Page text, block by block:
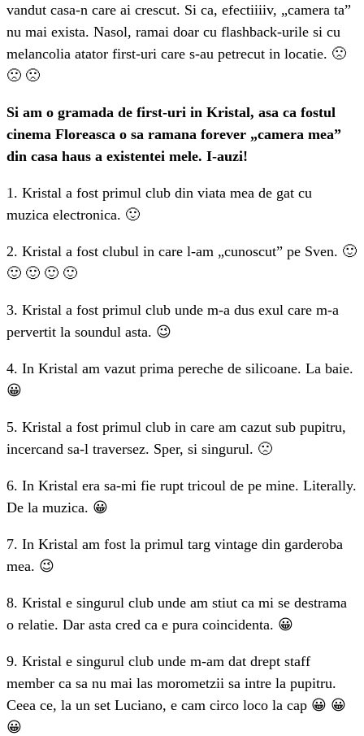
vandut casa-n care ai crescut. Si ca, efectiiiiv, „camera ta”
nu mai exista. Nasol, ramai doar cu flashback-urile si cu
melancolia atator first-uri care s-au petrecut in locatie. 🙁
🙁 🙁
Si am o gramada de first-uri in Kristal, asa ca fostul
cinema Floreasca o sa ramana forever „camera mea”
din casa haus a existentei mele. I-auzi!
1. Kristal a fost primul club din viata mea de gat cu
muzica electronica. 🙂
2. Kristal a fost clubul in care l-am „cunoscut” pe Sven. 🙂
🙂 🙂 🙂 🙂
3. Kristal a fost primul club unde m-a dus exul care m-a
pervertit la soundul asta. 😉
4. In Kristal am vazut prima pereche de silicoane. La baie.
😀
5. Kristal a fost primul club in care am cazut sub pupitru,
incercand sa-l traversez. Sper, si singurul. 🙁
6. In Kristal era sa-mi fie rupt tricoul de pe mine. Literally.
De la muzica. 😀
7. In Kristal am fost la primul targ vintage din garderoba
mea. 😉
8. Kristal e singurul club unde am stiut ca mi se destrama
o relatie. Dar asta cred ca e pura coincidenta. 😀
9. Kristal e singurul club unde m-am dat drept staff
member ca sa nu mai las morometzii sa intre la pupitru.
Ceea ce, la un set Luciano, e cam circo loco la cap 😀 😀
😀